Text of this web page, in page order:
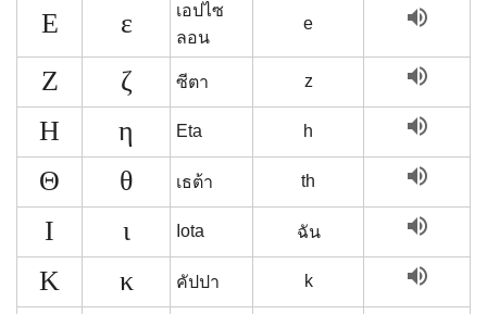
Ε ε
เอปไซ
ลอน
e volume_up
Ζ ζ ซีตา z volume_up
Η η Eta h volume_up
Θ θ เธต้า th volume_up
Ι ι Iota ฉัน volume_up
Κ κ คัปปา k volume_up